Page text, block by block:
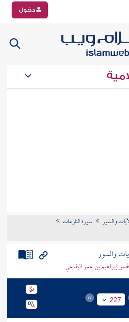
دخول
والسور
سورة النازعات
والسور
إبراهيم بن عمر البقاعي
227